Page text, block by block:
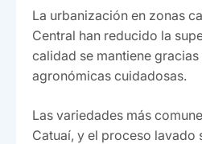
La urbanización en zonas
Central han reducido la
calidad se mantiene
agronómicas cuidadosas.
Las variedades más
Catuaí, y el proceso lavado